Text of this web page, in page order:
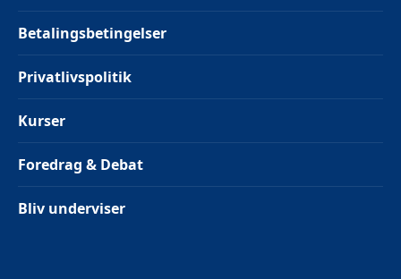
Betalingsbetingelser
Privatlivspolitik
Kurser
Foredrag & Debat
Bliv underviser